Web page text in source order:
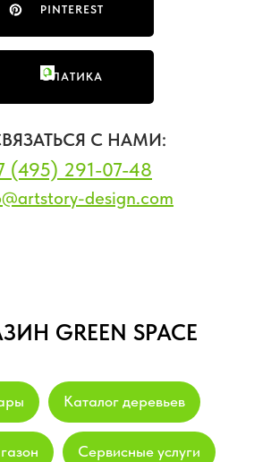
PINTEREST
ФЛАТИКА
С НАМИ:
(495) 291-07-48
design.com
GREEN SPACE
Каталог деревьев
Сервисные услуги